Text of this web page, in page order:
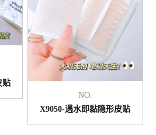
贴
NO.
X9050-遇水即黏隐形皮贴